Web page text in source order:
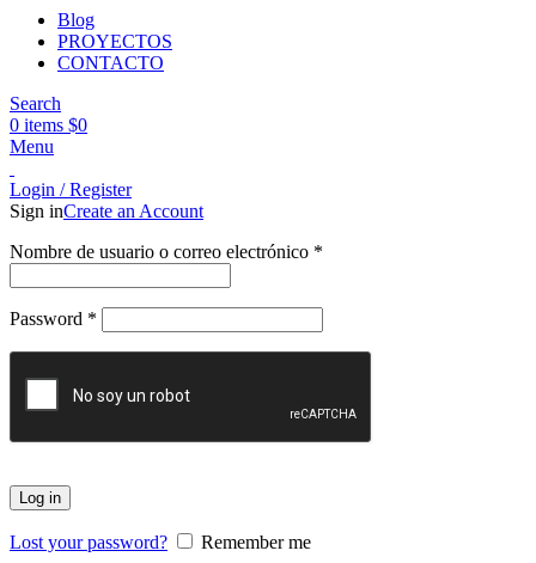
Blog
PROYECTOS
CONTACTO
Search
0 items $0
Menu
Login / Register
Sign inCreate an Account
Nombre de usuario o correo electrónico *
Password *
Log in
Lost your password?
Remember me